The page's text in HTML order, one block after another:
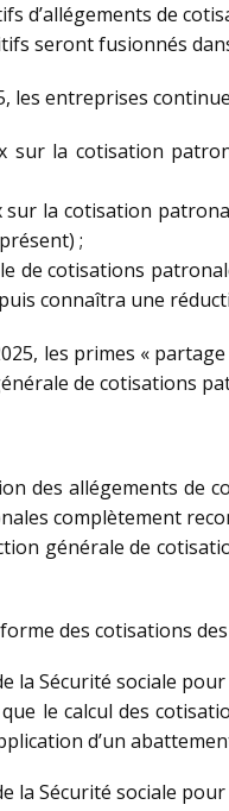
d’allégements de
seront fusionnés
les entreprises
sur la cotisation
la cotisation
;
de cotisations
connaîtra une
les primes «
de cotisations
des allégements de
complètement
générale de
des cotisations
la Sécurité sociale
le calcul des
d’un
la Sécurité sociale